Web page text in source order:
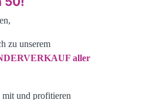
zu unserem
aller
mit und profitieren